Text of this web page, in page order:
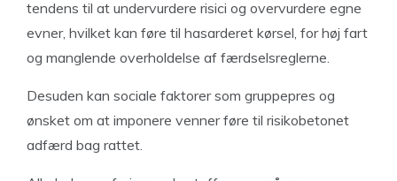
tendens til at undervurdere risici og overvurdere egne
evner, hvilket kan føre til hasarderet kørsel, for høj fart
og manglende overholdelse af færdselsreglerne.
Desuden kan sociale faktorer som gruppepres og
ønsket om at imponere venner føre til risikobetonet
adfærd bag rattet.